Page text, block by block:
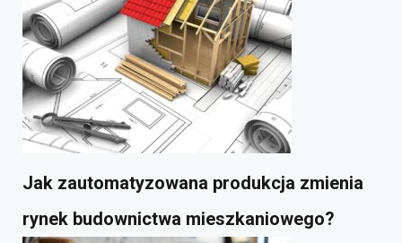
Jak zautomatyzowana produkcja zmienia
rynek budownictwa mieszkaniowego?